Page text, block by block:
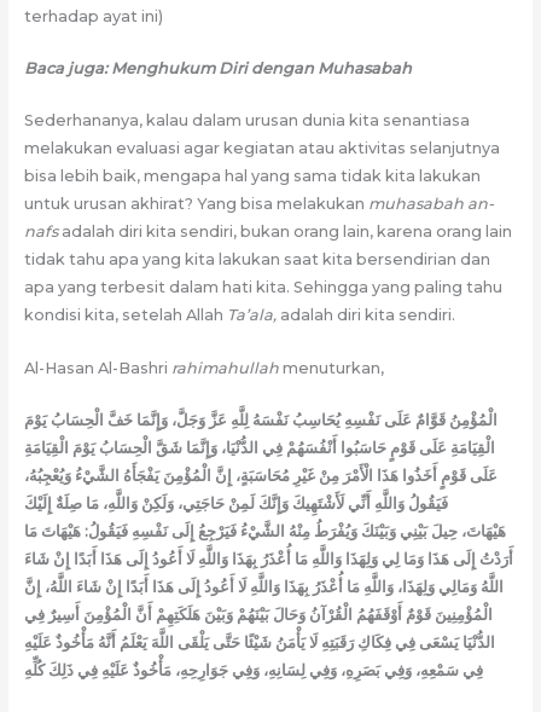
terhadap ayat ini)
Baca juga: Menghukum Diri dengan Muhasabah
Sederhananya, kalau dalam urusan dunia kita senantiasa
melakukan evaluasi agar kegiatan atau aktivitas selanjutnya
bisa lebih baik, mengapa hal yang sama tidak kita lakukan
untuk urusan akhirat? Yang bisa melakukan muhasabah an-
nafs adalah diri kita sendiri, bukan orang lain, karena orang lain
tidak tahu apa yang kita lakukan saat kita bersendirian dan
apa yang terbesit dalam hati kita. Sehingga yang paling tahu
kondisi kita, setelah Allah Ta’ala, adalah diri kita sendiri.
Al-Hasan Al-Bashri rahimahullahmenuturkan,
الْمُؤْمِنُ قَوَّامٌ عَلَى نَفْسِهِ يُحَاسِبُ نَفْسَهُ لِلَّهِ عَزَّ وَجَلَّ، وَإِنَّمَا خَفَّ الْحِسَابُ يَوْمَ
الْقِيَامَةِ عَلَى قَوْمٍ حَاسَبُوا أَنْفُسَهُمْ فِي الدُّنْيَا، وَإِنَّمَا شَقَّ الْحِسَابُ يَوْمَ الْقِيَامَةِ
عَلَى قَوْمٍ أَخَذُوا هَذَا الْأَمْرَ مِنْ غَيْرِ مُحَاسَبَةٍ، إِنَّ الْمُؤْمِنَ يَفْجَأَهُ الشَّيْءُ وَيُعْجِبُهُ،
فَيَقُولُ وَاللَّهِ أَنِّي لَأَشْتَهِيكَ وَإِنَّكَ لَمِنْ حَاجَتِي، وَلَكِنْ وَاللَّهِ، مَا صِلَةٌ إِلَيْكَ
هَيْهَاتَ، حِيلَ بَيْنِي وَبَيْنَكَ وَيُفْرَطُ مِنْهُ الشَّيْءُ فَيَرْجِعُ إِلَى نَفْسِهِ فَيَقُولُ: هَيْهَاتَ مَا
أَرَدْتُ إِلَى هَذَا وَمَا لِي وَلِهَذَا وَاللَّهِ مَا أُعْذَرُ بِهَذَا وَاللَّهِ لَا أَعُودُ إِلَى هَذَا أَبَدًا إِنْ شَاءَ
اللَّهُ وَمَالِي وَلِهَذَا، وَاللَّهِ مَا أُعْذَرُ بِهَذَا وَاللَّهِ لَا أَعُودُ إِلَى هَذَا أَبَدًا إِنْ شَاءَ اللَّهُ، إِنَّ
الْمُؤْمِنِينَ قَوْمٌ أَوْقَفَهُمُ الْقُرْآنُ وَحَالَ بَيْنَهُمْ وَبَيْنَ هَلَكَتِهِمْ أَنَّ الْمُؤْمِنَ أَسِيرٌ فِي
الدُّنْيَا يَسْعَى فِي فِكَاكِ رَقَبَتِهِ لَا يَأْمَنُ شَيْئًا حَتَّى يَلْقَى اللَّهَ يَعْلَمُ أَنَّهُ مَأْخُوذٌ عَلَيْهِ
فِي سَمْعِهِ، وَفِي بَصَرِهِ، وَفِي لِسَانِهِ، وَفِي جَوَارِحِهِ، مَأْخُوذٌ عَلَيْهِ فِي ذَلِكَ كُلِّهِ